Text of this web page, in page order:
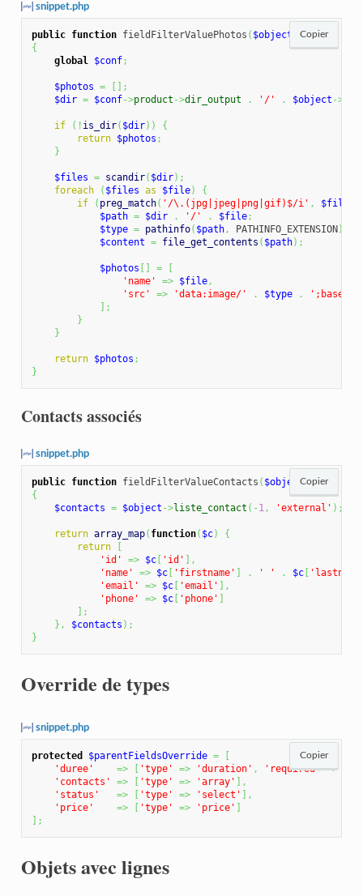
snippet.php
public function fieldFilterValuePhotos ( $object
{
global
$conf;
$photos = [ ] ;
$dir = $conf->product ->dir_output . '/' . $object ->
if ( ! is_dir( $dir) )
{
return
$photos ;
}
$files = scandir( $dir) ;
foreach
( $files as $file)
{
if
( preg_match( '/\.(jpg|jpeg|png|gif)$/i' , $file
$path = $dir . '/' . $file;
$type = pathinfo( $path, PATHINFO_EXTENSION)
$content = file_get_contents ( $path) ;
$photos [ ] =
[
'name'
=> $file,
'src'
=> 'data:image/' . $type .
] ;
}
}
return $photos ;
}
Copier
Contacts associés
snippet.php
public function fieldFilterValueContacts ( $object)
{
$contacts = $object ->liste_contact ( - 1 , 'external' ) ;
return array_map( function( $c)
{
return
[
'id'
=> $c[ 'id' ] ,
'name'
=> $c[ 'firstname' ] . ' ' . $c[
'email'
=> $c[ 'email' ] ,
'phone'
=> $c[ 'phone' ]
] ;
} , $contacts ) ;
}
Copier
Override de types
snippet.php
protected $parentFieldsOverride =
[
'duree'
=> [ 'type' => 'duration' , 'required' =>
'contacts'
=> [ 'type' => 'array' ] ,
'status'
=> [ 'type' => 'select' ] ,
'price'
=> [ 'type' => 'price' ]
] ;
Copier
Objets avec lignes